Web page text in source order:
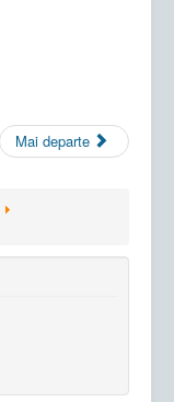
Mai departe